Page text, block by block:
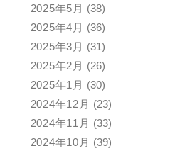
2025年5月 (38)
2025年4月 (36)
2025年3月 (31)
2025年2月 (26)
2025年1月 (30)
2024年12月 (23)
2024年11月 (33)
2024年10月 (39)